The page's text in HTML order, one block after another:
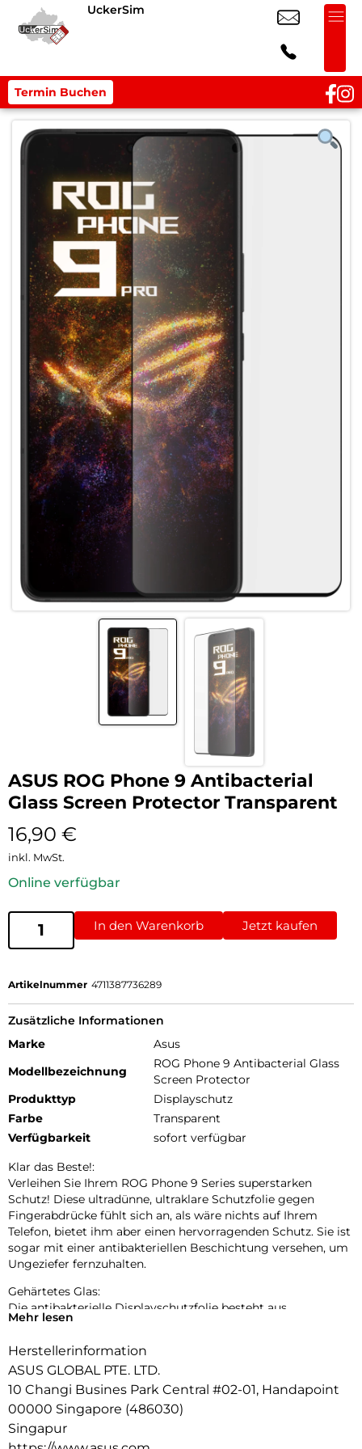
UckerSim
Termin Buchen
ASUS ROG Phone 9 Antibacterial
Glass Screen Protector Transparent
16,90 €
inkl. MwSt.
Online verfügbar
In den Warenkorb Jetzt kaufen
Artikelnummer 4711387736289
Zusätzliche Informationen
Marke
Asus
Modellbezeichnung
ROG Phone 9 Antibacterial Glass
Screen Protector
Produkttyp
Displayschutz
Farbe
Transparent
Verfügbarkeit
sofort verfügbar
Klar das Beste!:
Verleihen Sie Ihrem ROG Phone 9 Series superstarken
Schutz! Diese ultradünne, ultraklare Schutzfolie gegen
Fingerabdrücke fühlt sich an, als wäre nichts auf Ihrem
Telefon, bietet ihm aber einen hervorragenden Schutz. Sie ist
sogar mit einer antibakteriellen Beschichtung versehen, um
Ungeziefer fernzuhalten.
Gehärtetes Glas:
Die antibakterielle Displayschutzfolie besteht aus
widerstandsfähigem Glas – mit einer Härte von 9H – und
Härtung und die Kantenbehandlung verleihen dem Glas
mehr Festigkeit, um Ihr Telefon vor unvermeidlichen
Unfällen zu schützen.
Wirksamer antibakterieller Schutz:
Damit Ihr Handy hygienisch bleibt, haben wir eine
Mehr lesen
Herstellerinformation
ASUS GLOBAL PTE. LTD.
10 Changi Busines Park Central #02-01, Handapoint
00000 Singapore (486030)
Singapur